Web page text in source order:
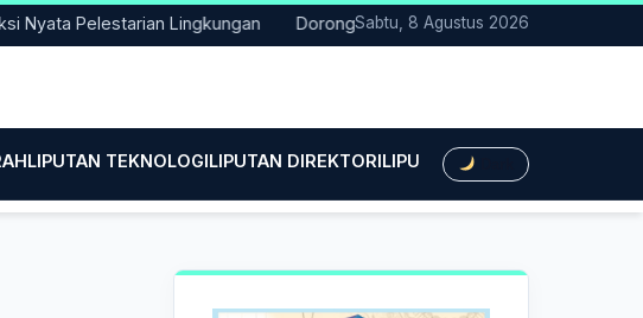
Pelestarian Lingkungan Dorong Transisi Energi di NTT, PLN UPK Timor
Sabtu, 8 Agustus 2026
LIPUTAN TEKNOLOGILIPUTAN DIREKTORILIPUTAN HUKUMLIPUTAN